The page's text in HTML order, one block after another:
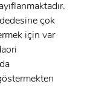
x
çok
için var